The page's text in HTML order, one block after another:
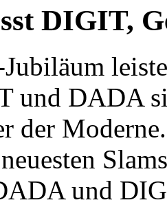
DIGIT,
und DADA
der
und